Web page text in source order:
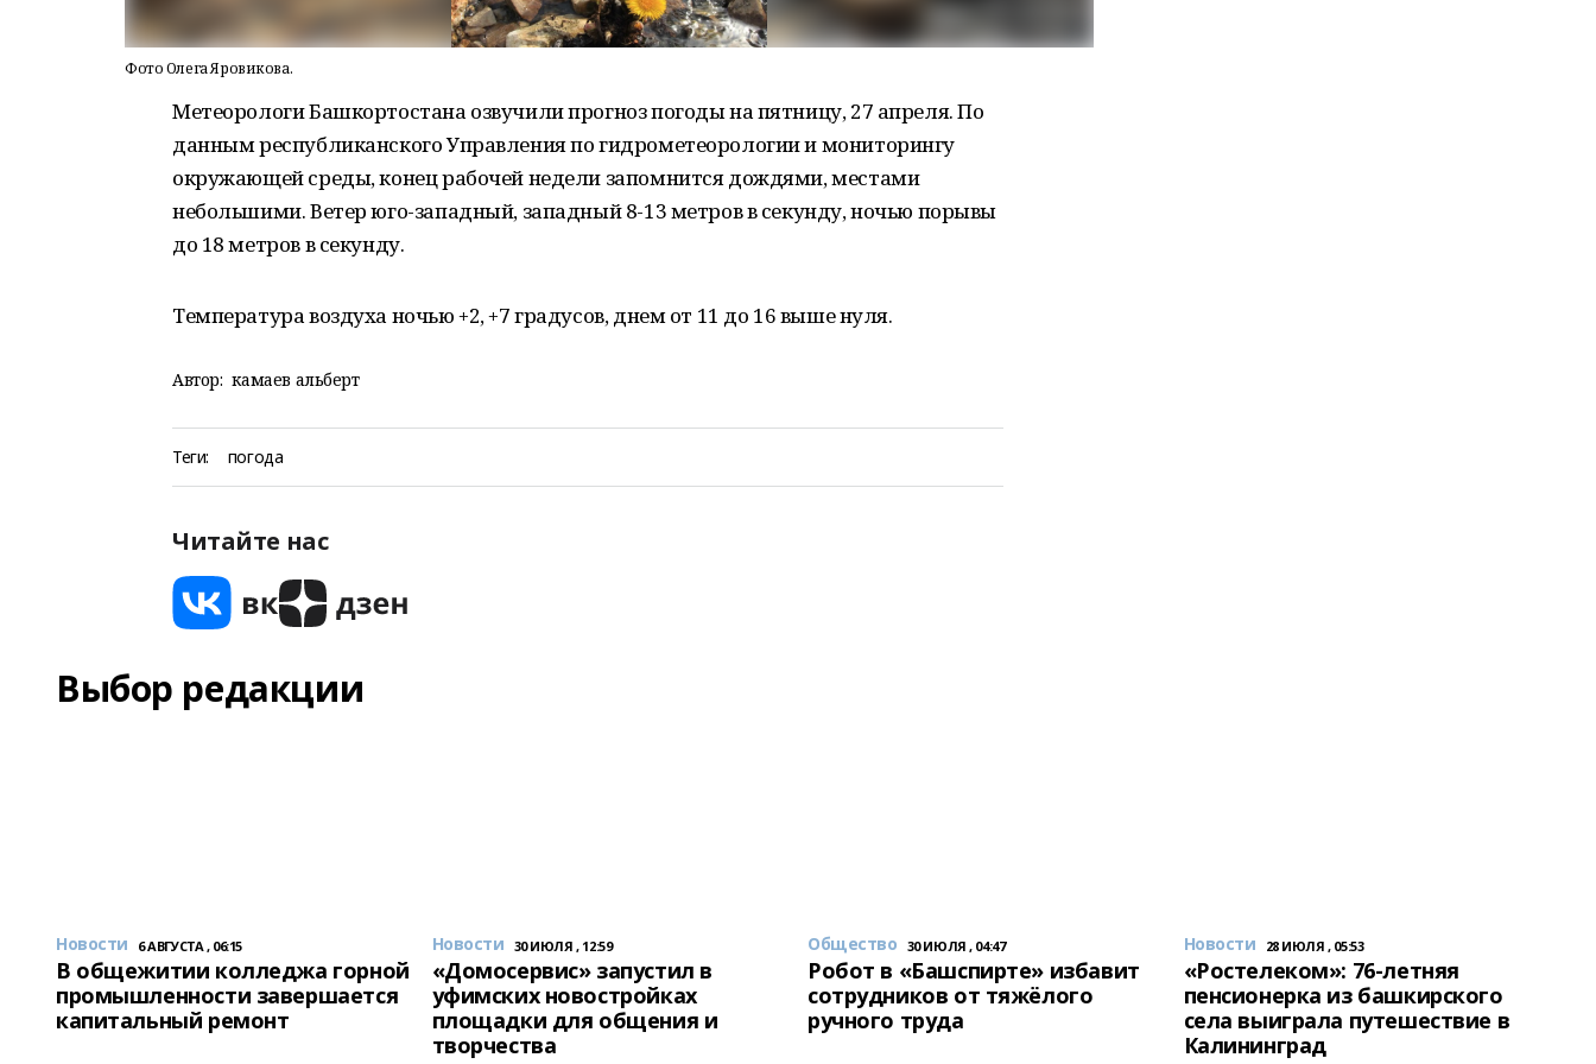
Фото Олега Яровикова.
Метеорологи Башкортостана озвучили прогноз погоды на пятницу, 27 апреля. По
данным республиканского Управления по гидрометеорологии и мониторингу
окружающей среды, конец рабочей недели запомнится дождями, местами
небольшими. Ветер юго-западный, западный 8-13 метров в секунду, ночью порывы
до 18 метров в секунду.
Температура воздуха ночью +2, +7 градусов, днем от 11 до 16 выше нуля.
Автор: камаев альберт
Теги: погода
Читайте нас
Выбор редакции
Новости 6 АВГУСТА , 06:15
В общежитии колледжа горной
промышленности завершается
капитальный ремонт
Новости 30 ИЮЛЯ , 12:59
«Домосервис» запустил в
уфимских новостройках
площадки для общения и
творчества
Общество 30 ИЮЛЯ , 04:47
Робот в «Башспирте» избавит
сотрудников от тяжёлого
ручного труда
Новости 28 ИЮЛЯ , 05:53
«Ростелеком»: 76-летняя
пенсионерка из башкирского
села выиграла путешествие в
Калининград